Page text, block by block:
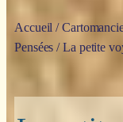
Accueil /
Pensées / La petite